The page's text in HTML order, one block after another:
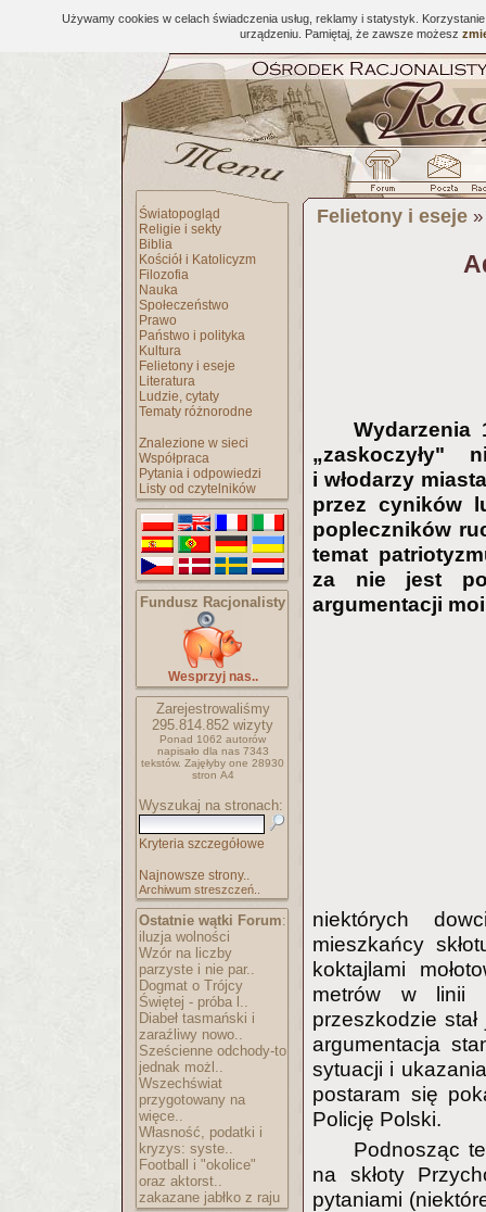
Używamy cookies w celach świadczenia usług, reklamy i statystyk.
urządzeniu. Pamiętaj, że zawsze możesz
Światopogląd
Religie i sekty
Biblia
Kościół i Katolicyzm
Filozofia
Nauka
Społeczeństwo
Prawo
Państwo i polityka
Kultura
Felietony i eseje
Literatura
Ludzie, cytaty
Tematy różnorodne
Znalezione w sieci
Współpraca
Pytania i odpowiedzi
Listy od czytelników
Fundusz Racjonalisty
Wesprzyj nas..
Zarejestrowaliśmy
295.814.852 wizyty
Ponad 1062 autorów
napisało dla nas 7343
tekstów. Zajęłyby one 28930
stron A4
Wyszukaj na stronach:
Kryteria szczegółowe
Najnowsze strony..
Archiwum streszczeń..
Ostatnie wątki Forum:
iluzja wolności
Wzór na liczby
parzyste i nie par..
Dogmat o Trójcy
Świętej - próba l..
Diabeł tasmański i
zaraźliwy nowo..
Sześcienne odchody-to
jednak możl..
Wszechświat
przygotowany na
więce..
Własność, podatki i
kryzys: syste..
Football i "okolice"
oraz aktorst..
zakazane jabłko z raju
Felietony i eseje
Wydarzenia
„zaskoczyły"
i włodarzy
przez cyników
popleczników
temat
za nie jest
argumentacji
niektórych
mieszkańcy
koktajlami
metrów w linii
przeszkodzie
argumentacja
sytuacji i
postaram się
Policję Polski.
Podnosząc
na skłoty
pytaniami